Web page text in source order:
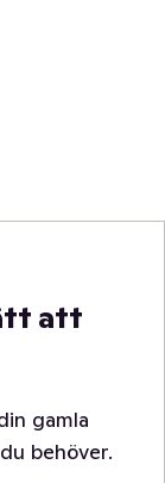
att
gamla
behöver.